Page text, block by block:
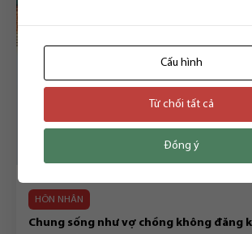
HÔN NHÂN
Chung sống như vợ chồng không đăng
Cấu hình
Từ chối tất cả
Đồng ý